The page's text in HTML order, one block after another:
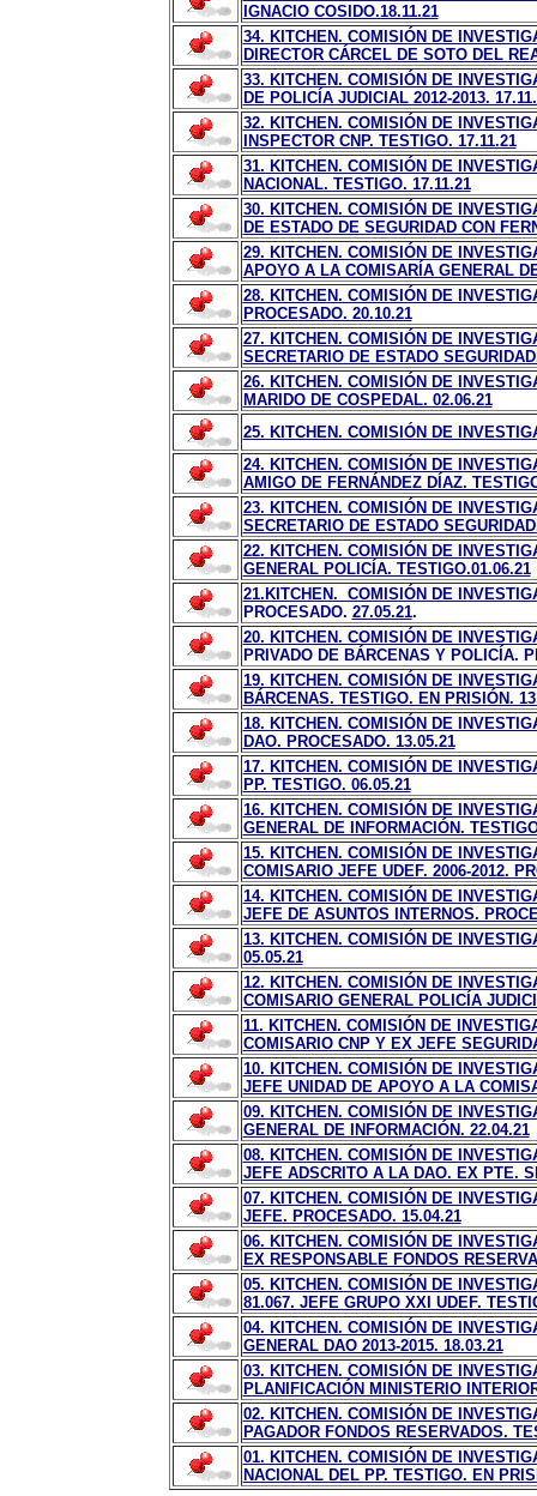
IGNACIO COSIDO.18.11.21
34. KITCHEN. COMISIÓN DE
DIRECTOR CÁRCEL DE SOTO DEL
33. KITCHEN. COMISIÓN DE
DE POLICÍA JUDICIAL 2012-2013.
32. KITCHEN. COMISIÓN DE
INSPECTOR CNP. TESTIGO. 17.11.21
31. KITCHEN. COMISIÓN DE
NACIONAL. TESTIGO. 17.11.21
30. KITCHEN. COMISIÓN DE
DE ESTADO DE SEGURIDAD CON
29. KITCHEN. COMISIÓN DE
APOYO A LA COMISARÍA GENERAL
28. KITCHEN. COMISIÓN DE
PROCESADO. 20.10.21
27. KITCHEN. COMISIÓN DE
SECRETARIO DE ESTADO
26. KITCHEN. COMISIÓN DE
MARIDO DE COSPEDAL. 02.06.21
25. KITCHEN. COMISIÓN DE
24. KITCHEN. COMISIÓN DE
AMIGO DE FERNÁNDEZ DÍAZ.
23. KITCHEN. COMISIÓN DE
SECRETARIO DE ESTADO
22. KITCHEN. COMISIÓN DE
GENERAL POLICÍA. TESTIGO.01.06.21
21.KITCHEN. COMISIÓN DE
PROCESADO. 27.05.21.
20. KITCHEN. COMISIÓN DE
PRIVADO DE BÁRCENAS Y POLICÍA.
19. KITCHEN. COMISIÓN DE
BÁRCENAS. TESTIGO. EN PRISIÓN.
18. KITCHEN. COMISIÓN DE
DAO. PROCESADO. 13.05.21
17. KITCHEN. COMISIÓN DE
PP. TESTIGO. 06.05.21
16. KITCHEN. COMISIÓN DE
GENERAL DE INFORMACIÓN.
15. KITCHEN. COMISIÓN DE
COMISARIO JEFE UDEF. 2006-2012.
14. KITCHEN. COMISIÓN DE
JEFE DE ASUNTOS INTERNOS.
13. KITCHEN. COMISIÓN DE
05.05.21
12. KITCHEN. COMISIÓN DE
COMISARIO GENERAL POLICÍA
11. KITCHEN. COMISIÓN DE
COMISARIO CNP Y EX JEFE
10. KITCHEN. COMISIÓN DE
JEFE UNIDAD DE APOYO A LA
09. KITCHEN. COMISIÓN DE
GENERAL DE INFORMACIÓN. 22.04.21
08. KITCHEN. COMISIÓN DE
JEFE ADSCRITO A LA DAO. EX PTE.
07. KITCHEN. COMISIÓN DE
JEFE. PROCESADO. 15.04.21
06. KITCHEN. COMISIÓN DE
EX RESPONSABLE FONDOS
05. KITCHEN. COMISIÓN DE
81.067. JEFE GRUPO XXI UDEF.
04. KITCHEN. COMISIÓN DE
GENERAL DAO 2013-2015. 18.03.21
03. KITCHEN. COMISIÓN DE
PLANIFICACIÓN MINISTERIO
02. KITCHEN. COMISIÓN DE
PAGADOR FONDOS RESERVADOS.
01. KITCHEN. COMISIÓN DE
NACIONAL DEL PP. TESTIGO. EN